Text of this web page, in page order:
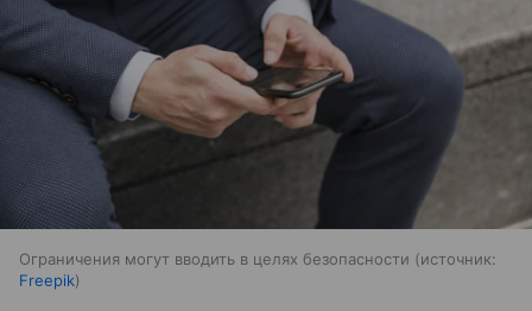
Ограничения могут вводить в целях безопасности
источник:
Freepik